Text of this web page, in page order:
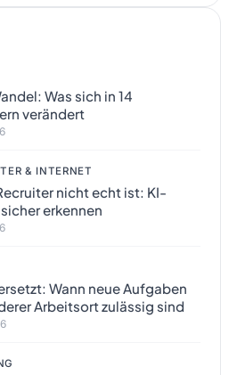
Was sich in 14
verändert
& INTERNET
nicht echt ist: KI-
erkennen
Wann neue Aufgaben
Arbeitsort zulässig sind